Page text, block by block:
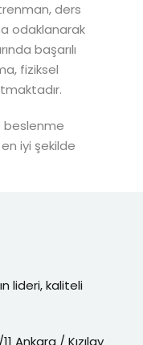
ders
odaklanarak
başarılı
fiziksel
beslenme
en iyi şekilde
lideri, kaliteli
Ankara / Kızılay